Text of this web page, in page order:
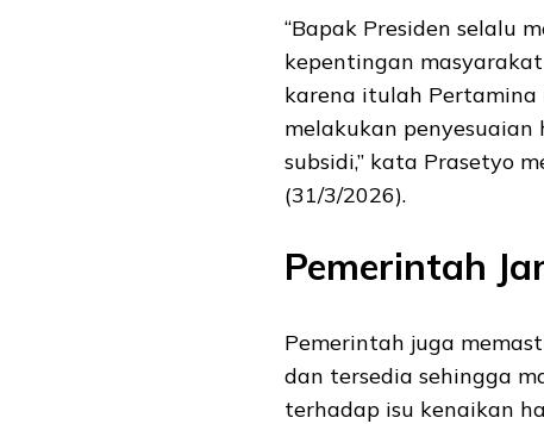
“Bapak Presiden selalu
kepentingan
karena itulah
melakukan penyesuaian
subsidi,” kata Prasetyo
(31/3/2026).
Pemerintah
Pemerintah juga
dan tersedia sehingga
terhadap isu kenaikan